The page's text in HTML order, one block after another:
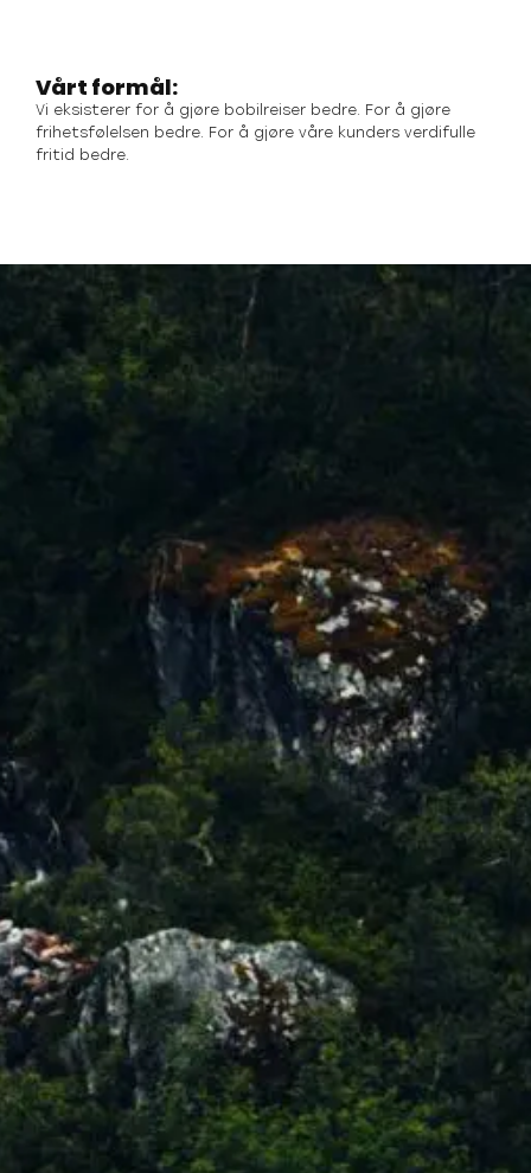
Vårt formål:
Vi eksisterer for å gjøre bobilreiser bedre. For å gjøre
frihetsfølelsen bedre. For å gjøre våre kunders verdifulle
fritid bedre.